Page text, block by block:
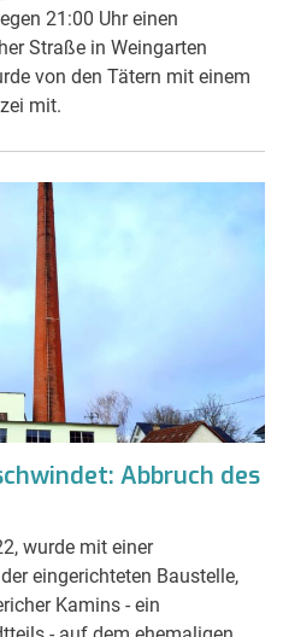
21:00 Uhr einen
Straße in Weingarten
von den Tätern mit einem
mit.
Abbruch des
wurde mit einer
eingerichteten Baustelle,
Kamins - ein